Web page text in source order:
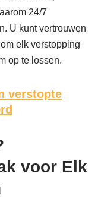
24/7
U kunt vertrouwen
elk verstopping
op te lossen.
verstopte
voor Elk